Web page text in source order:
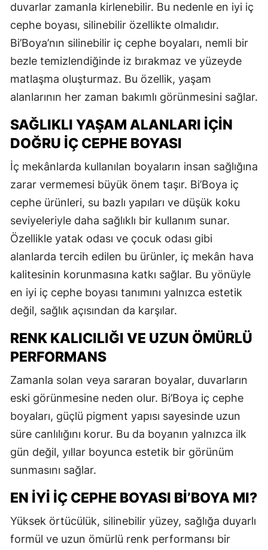
duvarlar zamanla kirlenebilir. Bu nedenle en iyi iç
cephe boyası, silinebilir özellikte olmalıdır.
Bi’Boya’nın silinebilir iç cephe boyaları, nemli bir
bezle temizlendiğinde iz bırakmaz ve yüzeyde
matlaşma oluşturmaz. Bu özellik, yaşam
alanlarının her zaman bakımlı görünmesini sağlar.
SAĞLIKLI YAŞAM ALANLARI İÇIN
DOĞRU İÇ CEPHE BOYASI
İç mekânlarda kullanılan boyaların insan sağlığına
zarar vermemesi büyük önem taşır. Bi’Boya iç
cephe ürünleri, su bazlı yapıları ve düşük koku
seviyeleriyle daha sağlıklı bir kullanım sunar.
Özellikle yatak odası ve çocuk odası gibi
alanlarda tercih edilen bu ürünler, iç mekân hava
kalitesinin korunmasına katkı sağlar. Bu yönüyle
en iyi iç cephe boyası tanımını yalnızca estetik
değil, sağlık açısından da karşılar.
RENK KALICILIĞI VE UZUN ÖMÜRLÜ
PERFORMANS
Zamanla solan veya sararan boyalar, duvarların
eski görünmesine neden olur. Bi’Boya iç cephe
boyaları, güçlü pigment yapısı sayesinde uzun
süre canlılığını korur. Bu da boyanın yalnızca ilk
gün değil, yıllar boyunca estetik bir görünüm
sunmasını sağlar.
EN İYI İÇ CEPHE BOYASI BI’BOYA MI?
Yüksek örtücülük, silinebilir yüzey, sağlığa duyarlı
formül ve uzun ömürlü renk performansı bir